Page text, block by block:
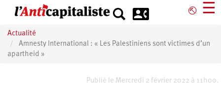
principal
⎋ ☰
Actualité
Amnesty International : « Les Palestiniens sont victimes d’un
apartheid »
Publié le Mercredi 2 février 2022 à 11h00.